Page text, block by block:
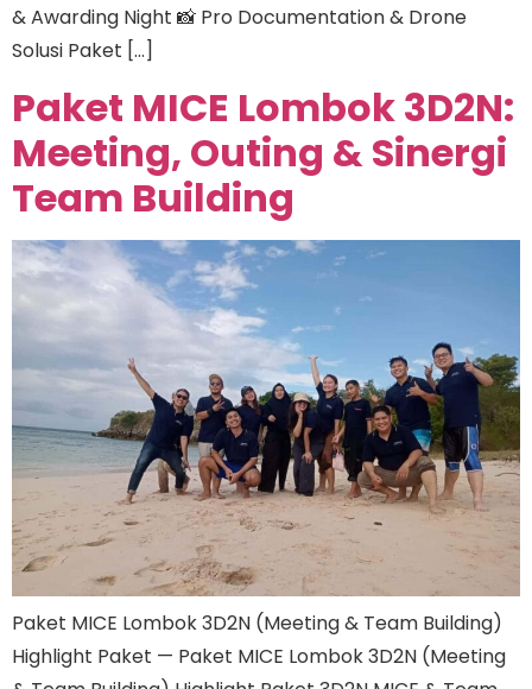
& Awarding Night 📸 Pro Documentation & Drone
Solusi Paket […]
Paket MICE Lombok 3D2N:
Meeting, Outing & Sinergi
Team Building
Paket MICE Lombok 3D2N (Meeting & Team Building)
Highlight Paket — Paket MICE Lombok 3D2N (Meeting